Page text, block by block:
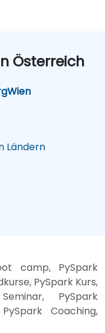
Österreich
Wien
Ländern
camp, PySpark
PySpark Kurs,
PySpark
Coaching,